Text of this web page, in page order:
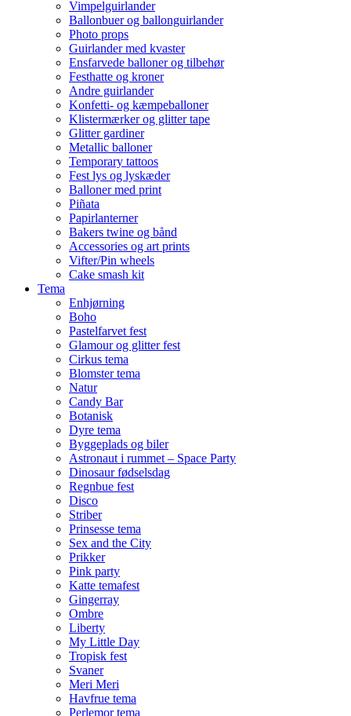
Vimpelguirlander
Ballonbuer og ballonguirlander
Photo props
Guirlander med kvaster
Ensfarvede balloner og tilbehør
Festhatte og kroner
Andre guirlander
Konfetti- og kæmpeballoner
Klistermærker og glitter tape
Glitter gardiner
Metallic balloner
Temporary tattoos
Fest lys og lyskæder
Balloner med print
Piñata
Papirlanterner
Bakers twine og bånd
Accessories og art prints
Vifter/Pin wheels
Cake smash kit
Tema
Enhjørning
Boho
Pastelfarvet fest
Glamour og glitter fest
Cirkus tema
Blomster tema
Natur
Candy Bar
Botanisk
Dyre tema
Byggeplads og biler
Astronaut i rummet – Space Party
Dinosaur fødselsdag
Regnbue fest
Disco
Striber
Prinsesse tema
Sex and the City
Prikker
Pink party
Katte temafest
Gingerray
Ombre
Liberty
My Little Day
Tropisk fest
Svaner
Meri Meri
Havfrue tema
Perlemor tema